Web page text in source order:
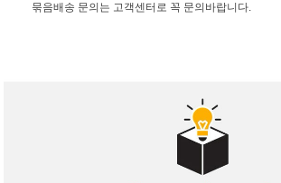
묶음배송 문의는 고객센터로 꼭 문의바랍니다.